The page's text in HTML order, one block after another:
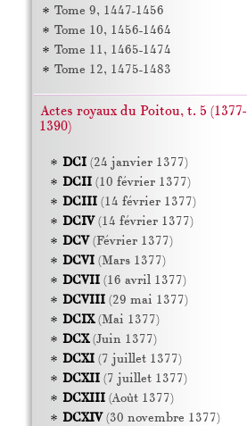
Tome 9, 1447-1456
Tome 10, 1456-1464
Tome 11, 1465-1474
Tome 12, 1475-1483
Actes royaux du Poitou, t. 5 (1377-
1390)
DCI(24 janvier 1377)
DCII(10 février 1377)
DCIII(14 février 1377)
DCIV(14 février 1377)
DCV(Février 1377)
DCVI(Mars 1377)
DCVII(16 avril 1377)
DCVIII(29 mai 1377)
DCIX(Mai 1377)
DCX(Juin 1377)
DCXI(7 juillet 1377)
DCXII(7 juillet 1377)
DCXIII(Août 1377)
DCXIV(30 novembre 1377)